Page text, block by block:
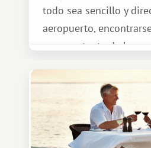
todo sea sencillo y
aeropuerto,
representante de la
tranquilamente hasta
turístico.